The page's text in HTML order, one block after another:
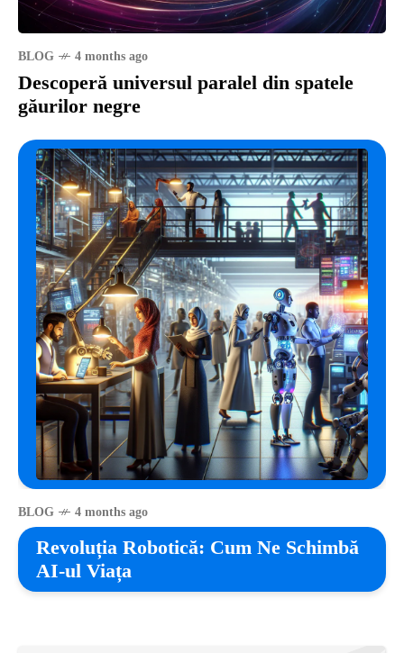
BLOG 4 months ago
Descoperă universul paralel din spatele
găurilor negre
BLOG 4 months ago
Revoluția Robotică: Cum Ne Schimbă
AI-ul Viața